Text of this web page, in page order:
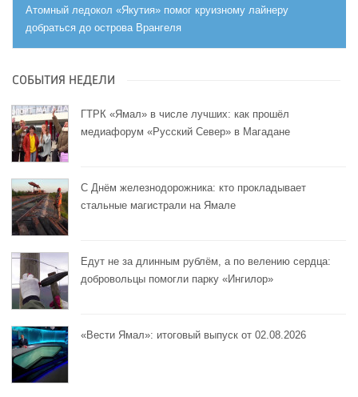
Атомный ледокол «Якутия» помог круизному лайнеру
добраться до острова Врангеля
СОБЫТИЯ НЕДЕЛИ
ГТРК «Ямал» в числе лучших: как прошёл
медиафорум «Русский Север» в Магадане
С Днём железнодорожника: кто прокладывает
стальные магистрали на Ямале
Едут не за длинным рублём, а по велению сердца:
добровольцы помогли парку «Ингилор»
«Вести Ямал»: итоговый выпуск от 02.08.2026